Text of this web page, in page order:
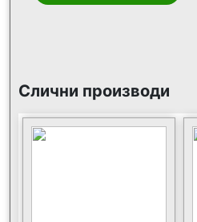
Слични производи